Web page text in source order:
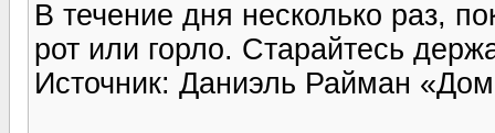
В течение дня несколько раз,
рот или горло. Старай­тесь
Источник: Даниэль Райман